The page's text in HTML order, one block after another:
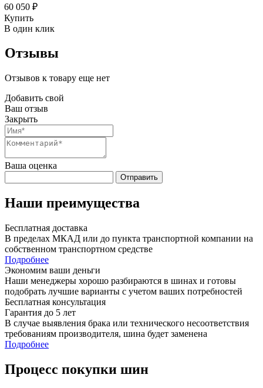
60 050 ₽
Купить
В один клик
Отзывы
Отзывов к товару еще нет
Добавить свой
Ваш отзыв
Закрыть
Ваша оценка
Отправить
Наши преимущества
Бесплатная доставка
В пределах МКАД или до пункта транспортной компании на
собственном транспортном средстве
Подробнее
Экономим ваши деньги
Наши менеджеры хорошо разбираются в шинах и готовы
подобрать лучшие варианты с учетом ваших потребностей
Бесплатная консультация
Гарантия до 5 лет
В случае выявления брака или технического несоответствия
требованиям производителя, шина будет заменена
Подробнее
Процесс покупки шин